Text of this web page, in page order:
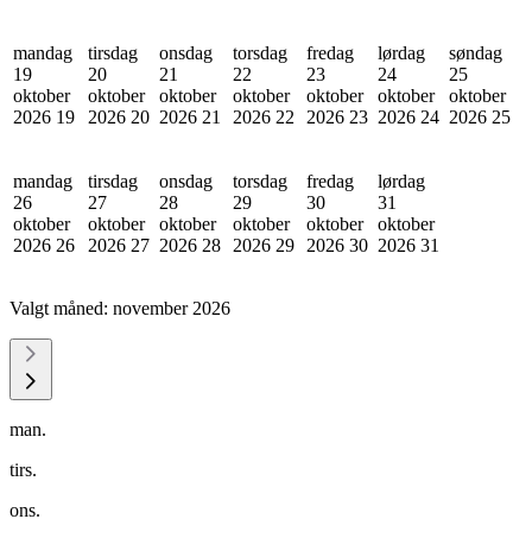
mandag
19
oktober
2026 19
tirsdag
20
oktober
2026 20
onsdag
21
oktober
2026 21
torsdag
22
oktober
2026 22
fredag
23
oktober
2026 23
lørdag
24
oktober
2026 24
søndag
25
oktober
2026 25
mandag
26
oktober
2026 26
tirsdag
27
oktober
2026 27
onsdag
28
oktober
2026 28
torsdag
29
oktober
2026 29
fredag
30
oktober
2026 30
lørdag
31
oktober
2026 31
Valgt måned: november 2026
man.
tirs.
ons.